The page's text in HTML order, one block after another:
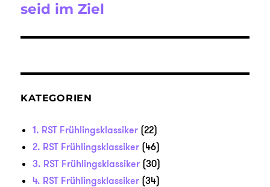
seid im Ziel
KATEGORIEN
1. RST Frühlingsklassiker (22)
2. RST Frühlingsklassiker (46)
3. RST Frühlingsklassiker (30)
4. RST Frühlingsklassiker (34)